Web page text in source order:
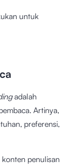
untuk
adalah
Artinya,
preferensi,
penulisan